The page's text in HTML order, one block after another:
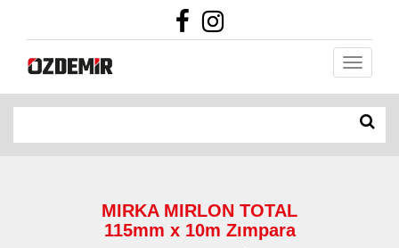
MIRKA MIRLON TOTAL
115mm x 10m Zımpara